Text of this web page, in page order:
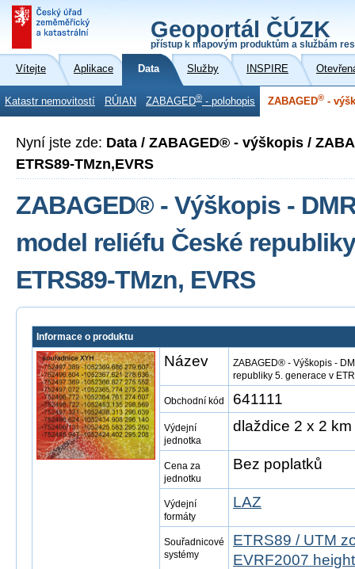
Geoportál ČÚZK
přístup k mapovým produktům a službám
Vítejte Aplikace Data Služby INSPIRE
Katastr nemovitostí RÚIAN ZABAGED® - polohopis ZABAGED® -
Nyní jste zde: Data / ZABAGED® - výškopis /
ETRS89-TMzn,EVRS
ZABAGED® - Výškopis -
model reliéfu České
ETRS89-TMzn, EVRS
Informace o produktu
Název
ZABAGED® - Výškopis -
republiky 5. generace v
Obchodní kód 641111
Výdejní
jednotka
dlaždice 2 x 2 km
Cena za
jednotku
Bez poplatků
Výdejní
formáty
LAZ
Souřadnicové
systémy
ETRS89 / UTM
EVRF2007 height